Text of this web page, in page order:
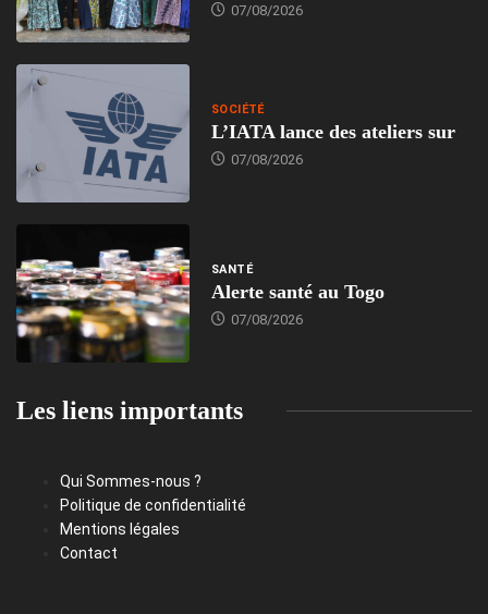
07/08/2026
SOCIÉTÉ
L’IATA lance des ateliers sur
07/08/2026
SANTÉ
Alerte santé au Togo
07/08/2026
Les liens importants
Qui Sommes-nous ?
Politique de confidentialité
Mentions légales
Contact